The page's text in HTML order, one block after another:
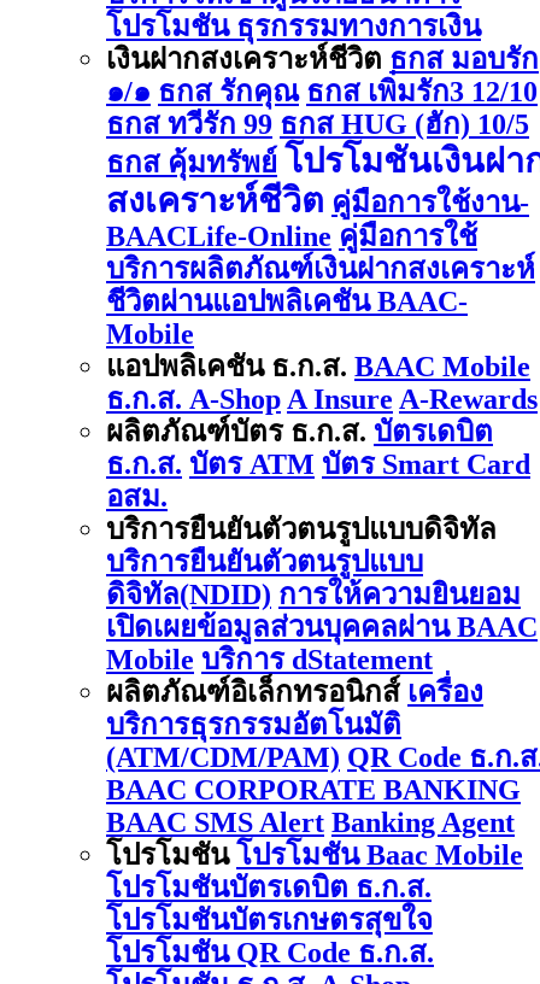
โปรโมชัน ธุรกรรมทางการเงิน
เงินฝากสงเคราะห์ชีวิต ธกส มอบรัก
๑/๑ ธกส รักคุณ ธกส เพิ่มรัก3 12/10
ธกส ทวีรัก 99 ธกส HUG (ฮัก) 10/5
ธกส คุ้มทรัพย์ โปรโมชันเงินฝา
สงเคราะห์ชีวิต คู่มือการใช้งาน-
BAACLife-Online คู่มือการใช้
บริการผลิตภัณฑ์เงินฝากสงเคราะห์
ชีวิตผ่านแอปพลิเคชัน BAAC-
Mobile
แอปพลิเคชัน ธ.ก.ส. BAAC Mobile
ธ.ก.ส. A-Shop A Insure A-Rewards
ผลิตภัณฑ์บัตร ธ.ก.ส. บัตรเดบิต
ธ.ก.ส. บัตร ATM บัตร Smart Card
อสม.
บริการยืนยันตัวตนรูปแบบดิจิทัล
บริการยืนยันตัวตนรูปแบบ
ดิจิทัล(NDID) การให้ความยินยอม
เปิดเผยข้อมูลส่วนบุคคลผ่าน BAAC
Mobile บริการ dStatement
ผลิตภัณฑ์อิเล็กทรอนิกส์ เครื่อง
บริการธุรกรรมอัตโนมัติ
(ATM/CDM/PAM) QR Code ธ.ก.
BAAC CORPORATE BANKING
BAAC SMS Alert Banking Agent
โปรโมชัน โปรโมชัน Baac Mobile
โปรโมชันบัตรเดบิต ธ.ก.ส.
โปรโมชันบัตรเกษตรสุขใจ
โปรโมชัน QR Code ธ.ก.ส.